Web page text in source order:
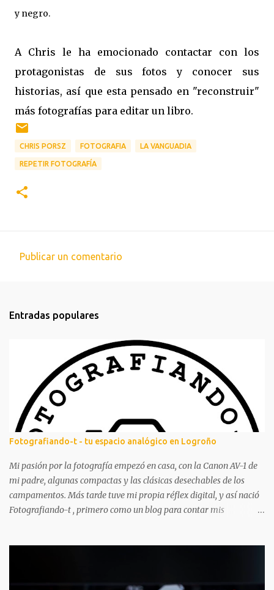
y negro.
A Chris le ha emocionado contactar con los
protagonistas de sus fotos y conocer sus
historias, así que esta pensado en "reconstruir"
más fotografías para editar un libro.
CHRIS PORSZ FOTOGRAFIA LA VANGUADIA
REPETIR FOTOGRAFÍA
e
o
s
Publicar un comentario
Entradas populares
Fotografiando-t - tu espacio analógico en Logroño
Mi pasión por la fotografía empezó en casa, con la Canon AV-1 de
mi padre, algunas compactas y las clásicas desechables de los
campamentos. Más tarde tuve mi propia réflex digital, y así nació
Fotografiando-t , primero como un blog para contar mis
negro, mucho más tarde revelé color por primera vez y poco a